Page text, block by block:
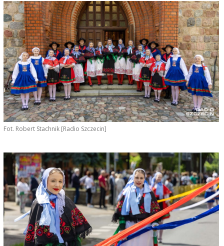
Fot. Robert Stachnik [Radio Szczecin]